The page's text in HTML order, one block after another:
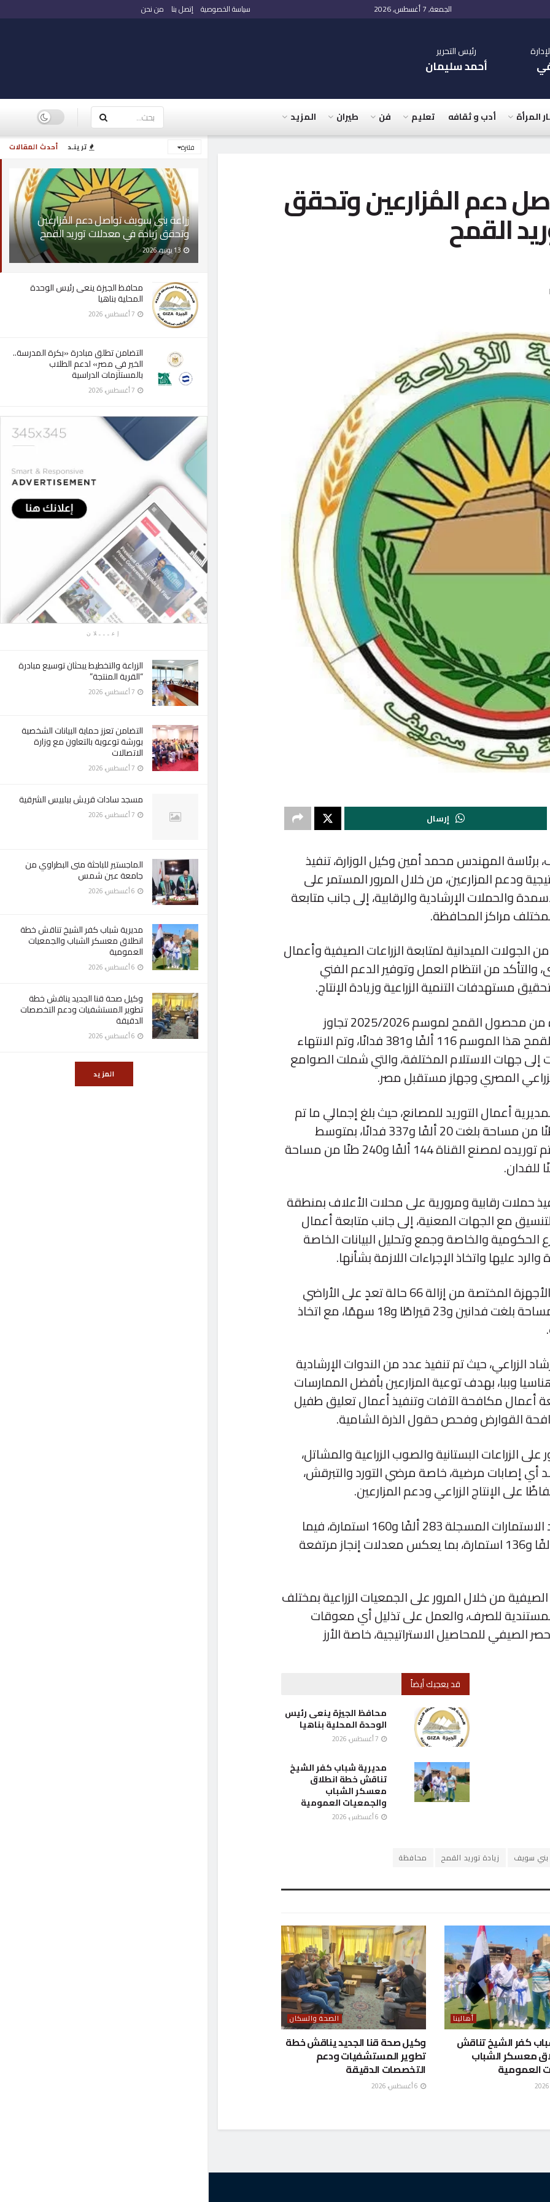
أحدث المقالات ترينـد فلترة
زراعة بني سويف تواصل دعم المُزارعين
وتحقق زيادة في معدلات توريد القمح
13 يونيو، 2026
محافظ الجيزة ينعى رئيس الوحدة
المحلية بناهيا
التضامن تطلق مبادرة «بكرة المدرسة..
الخير في مصر» لدعم الطلاب
بالمستلزمات الدراسية
إعـــلان
الزراعة والتخطيط يبحثان توسيع مبادرة
“القرية المنتجة”
التضامن تعزز حماية البيانات الشخصية
بورشة توعوية بالتعاون مع وزارة
الاتصالات
مسجد سادات قريش ببلبيس الشرقية
الماجستير للباحثة منى البطراوي من
جامعة عين شمس
مديرية شباب كفر الشيخ تناقش خطة
انطلاق معسكر الشباب والجمعيات
العمومية
وكيل صحة قنا الجديد يناقش خطة
تطوير المستشفيات ودعم التخصصات
الدقيقة
المزيد
الجمعة, 7 أغسطس, 2026 سياسة الخصوصية إتصل بنا من نحن
رئيس التحرير
أحمد سليمان
المرأة أدب و ثقافه تعليم فن طيران المزيد
دعم المُزارعين وتحقق
القمح
إرسال
المهندس محمد أمين وكيل الوزارة، تنفيذ
ودعم المزارعين، من خلال المرور المستمر على
والحملات الإرشادية والرقابية، إلى جانب متابعة
مراكز المحافظة.
الميدانية لمتابعة الزراعات الصيفية وأعمال
والتأكد من انتظام العمل وتوفير الدعم الفني
مستهدفات التنمية الزراعية وزيادة الإنتاج.
وأوضحت المديرية أن إجمالي ما تم توريده من محصول القمح لموسم 2025/2026 تجاوز
المستهدف، حيث تبلغ المساحة المنزرعة بالقمح هذا الموسم 116 ألفًا و381 فدانًا، وتم الانتهاء
جهات الاستلام المختلفة، والتي شملت الصوامع
المصري وجهاز مستقبل مصر.
أعمال التوريد للمصانع، حيث بلغ إجمالي ما تم
توريده لمصنع الفيوم نحو 392 ألفًا و40 طنًا من مساحة بلغت 20 ألفًا و337 فدانًا، بمتوسط
إنتاجية 19 طنًا للفدان، بينما بلغ إجمالي ما تم توريده لمصنع القناة 144 ألفًا و240 طنًا من مساحة
حملات رقابية ومرورية على محلات الأعلاف بمنطقة
مع الجهات المعنية، إلى جانب متابعة أعمال
الحكومية والخاصة وجمع وتحليل البيانات الخاصة
عليها واتخاذ الإجراءات اللازمة بشأنها.
وفي مجال حماية الأراضي الزراعية، تمكنت الأجهزة المختصة من إزالة 66 حالة تعدٍ على الأراضي
الزراعية خلال الفترة المشار إليها، بإجمالي مساحة بلغت فدانين و23 قيراطًا و18 سهمًا، مع اتخاذ
الزراعي، حيث تم تنفيذ عدد من الندوات الإرشادية
وببا، بهدف توعية المزارعين بأفضل الممارسات
أعمال مكافحة الآفات وتنفيذ أعمال تعليق طفيل
القوارض وفحص حقول الذرة الشامية.
الزراعات البستانية والصوب الزراعية والمشاتل،
أي إصابات مرضية، خاصة مرضي التورد والتبرقش،
على الإنتاج الزراعي ودعم المزارعين.
وفيما يخص منظومة كارت الفلاح، بلغ عدد الاستمارات المسجلة 283 ألفًا و160 استمارة، فيما
وصل عدد الاستمارات المعتمدة إلى 283 ألفًا و136 استمارة، بما يعكس معدلات إنجاز مرتفعة
من خلال المرور على الجمعيات الزراعية بمختلف
للصرف، والعمل على تذليل أي معوقات
الصيفي للمحاصيل الاستراتيجية، خاصة الأرز
قد يعجبك أيضاً
محافظ الجيزة ينعى رئيس
الوحدة المحلية بناهيا
مديرية شباب كفر الشيخ
تناقش خطة انطلاق
معسكر الشباب
والجمعيات العمومية
بني سويف زيادة توريد القمح محافظة
أهالينا
كفر الشيخ تناقش
معسكر الشباب
العمومية
الصحة والسكان
وكيل صحة قنا الجديد يناقش خطة
تطوير المستشفيات ودعم
التخصصات الدقيقة